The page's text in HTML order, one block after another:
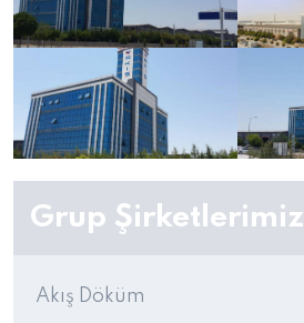
Grup Şirketlerimiz
Akış Döküm